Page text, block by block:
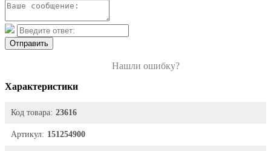
Отправить
Нашли ошибку?
Характеристики
Код товара: 23616
Артикул: 151254900